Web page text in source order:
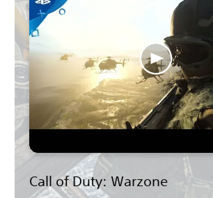
Call of Duty: Warzone